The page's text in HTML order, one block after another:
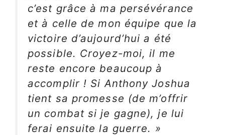
c’est grâce à ma persévérance
et à celle de mon équipe que la
victoire d’aujourd’hui a été
possible. Croyez-moi, il me
reste encore beaucoup à
accomplir ! Si Anthony Joshua
tient sa promesse (de m’offrir
un combat si je gagne), je lui
ferai ensuite la guerre. »